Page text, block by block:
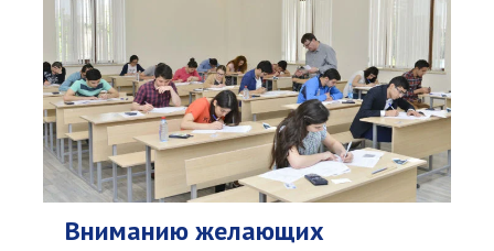
Вниманию желающих